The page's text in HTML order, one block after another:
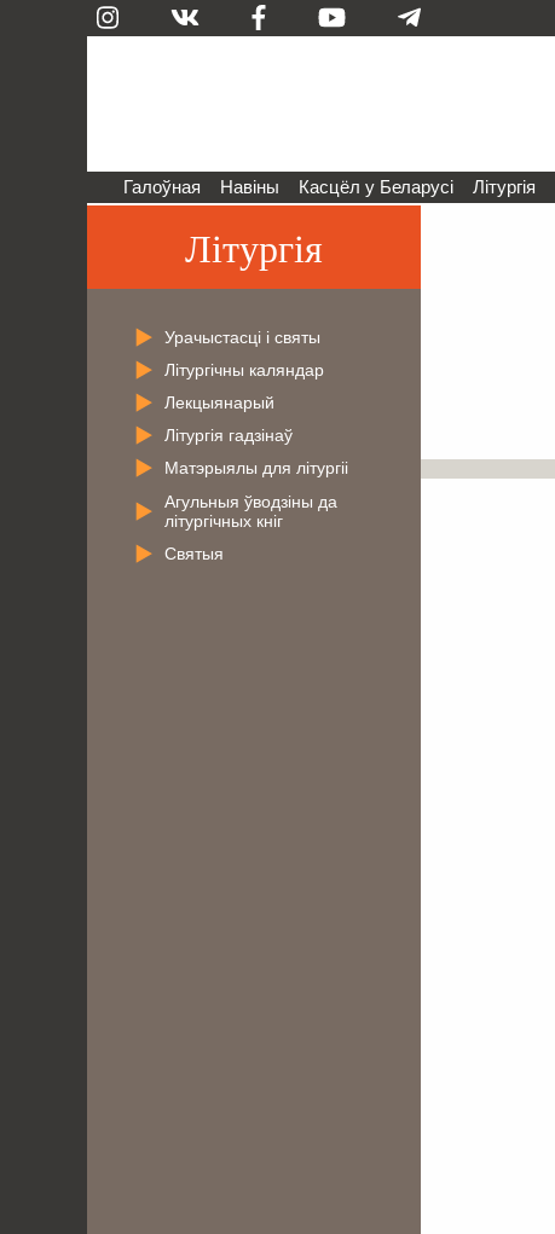
Галоўная Навіны Касцёл у Беларусі Літургія
Літургія
Урачыстасці і святы
Літургічны каляндар
Лекцыянарый
Літургія гадзінаў
Матэрыялы для літургіі
Агульныя ўводзіны да
літургічных кніг
Святыя